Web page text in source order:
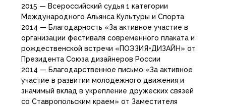
2015 — Всероссийский судья 1 категории
Международного Альянса Культуры и Спорта
2014 — Благодарность «За активное участие в
организации фестиваля современного плаката и
рождественской встречи «ПОЭЗИЯ+ДИЗАЙН» от
Президента Союза дизайнеров России
2014 — Благодарственное письмо «За активное
участие в развитии молодежного движения и
значимый вклад в укрепление дружеских связей
со Ставропольским краем» от Заместителя